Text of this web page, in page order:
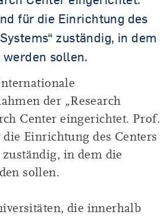
für die Einrichtung des
zuständig, in dem
sollen.
der „Research
Center eingerichtet. Prof.
Einrichtung des Centers
zuständig, in dem die
sollen.
die innerhalb